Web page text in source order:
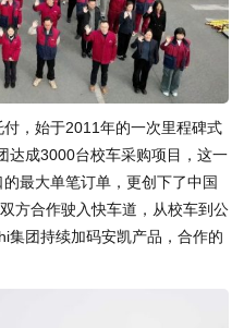
，始于2011年的一次里程碑式
达成3000台校车采购项目，这一
最大单笔订单，更创下了中国
方合作驶入快车道，从校车到公
集团持续加码安凯产品，合作的